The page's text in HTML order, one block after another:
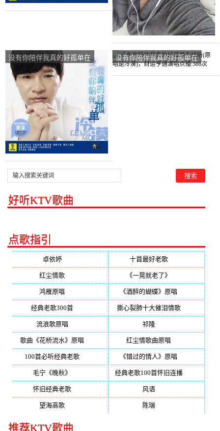
没有你陪伴我真的好孤单在
线听(原唱是冷漠)，知足常
乐演唱点播:17次
没有你陪伴我真的好孤单在
线听(原唱是冷漠)，财运亨
好听KTV歌曲
点歌指引
卓依婷(350) 十首最好老歌(300)
红尘情歌 《一晃就老了》
鸿雁原唱 《酒醉的蝴蝶》原唱
经典老歌300首 撕心裂肺十大催泪情歌(195)
流浪歌原唱 祁隆(188)
歌曲《花桥流水》原唱 红尘情歌曲原唱
100首必听经典老歌 《错过的情人》原唱
毛宁《晚秋》 经典老歌100首怀旧连播(134)
怀旧经典老歌 风语(132)
望海高歌 陈瑞(128)
推荐KTV歌曲